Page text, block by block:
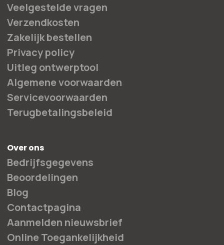
Veelgestelde vragen
Verzendkosten
Zakelijk bestellen
Privacy policy
Uitleg ontwerptool
Algemene voorwaarden
Servicevoorwaarden
Terugbetalingsbeleid
Over ons
Bedrijfsgegevens
Beoordelingen
Blog
Contactpagina
Aanmelden nieuwsbrief
Online Toegankelijkheid